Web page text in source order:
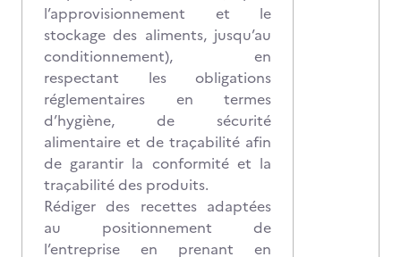
l’approvisionnement et le
stockage des aliments, jusqu’au
conditionnement), en
respectant les obligations
réglementaires en termes
d’hygiène, de sécurité
alimentaire et de traçabilité afin
de garantir la conformité et la
traçabilité des produits.
Rédiger des recettes adaptées
au positionnement de
l’entreprise en prenant en